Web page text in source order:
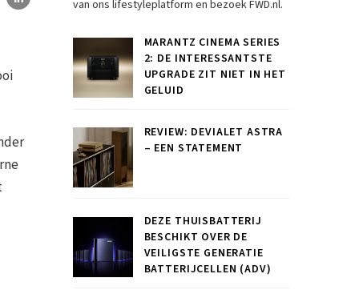
van ons lifestyleplatform en bezoek FWD.nl.
MARANTZ CINEMA SERIES
2: DE INTERESSANTSTE
UPGRADE ZIT NIET IN HET
GELUID
REVIEW: DEVIALET ASTRA
– EEN STATEMENT
DEZE THUISBATTERIJ
BESCHIKT OVER DE
VEILIGSTE GENERATIE
BATTERIJCELLEN (ADV)